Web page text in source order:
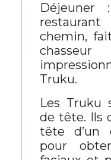
Déjeuner
chemin,
Truku.
Les Truku
de tête. Ils
tête d’un
pour